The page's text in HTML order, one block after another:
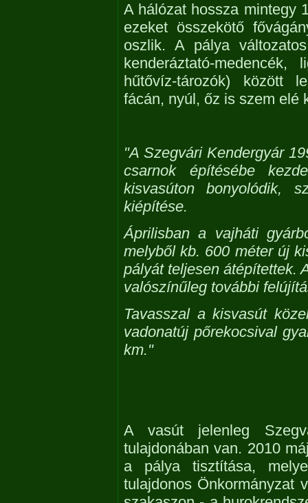
A hálózat hossza mintegy
ezeket összekötő
oszlik. A pálya
kenderáztató-
hűtővíz-tározók) között
fácán, nyúl, őz is szem elé
"A Szegvári Kendergyár
csarnok építésébe
kisvasúton bonyolódik,
kiépítése.
Áprilisban a vajháti
melyből kb. 600 méter új
pályát teljesen átépítettek.
valószínűleg további
Tavasszal a kisvasút
vadonatúj pőrekocsival
km."
A vasút jelenleg
tulajdonában van. 2010
a pálya tisztítása,
tulajdonos Önkormányzat